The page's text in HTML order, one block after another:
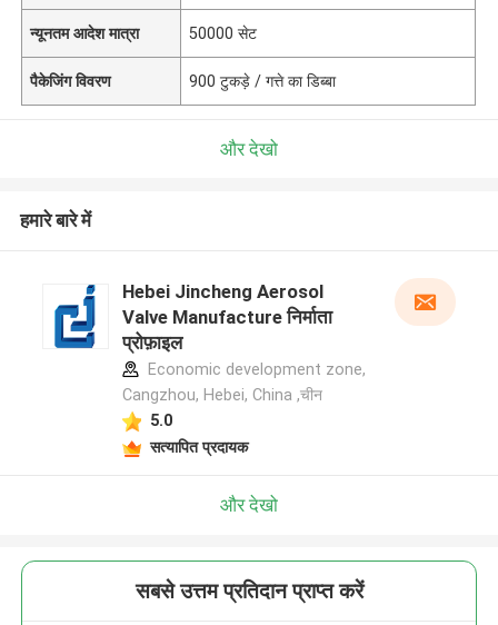
न्यूनतम आदेश मात्रा 50000 सेट
पैकेजिंग विवरण 900 टुकड़े / गत्ते का डिब्बा
और देखो
हमारे बारे में
Hebei Jincheng Aerosol
Valve Manufacture निर्माता
प्रोफ़ाइल
Economic development zone,
Cangzhou, Hebei, China ,चीन
5.0
सत्यापित प्रदायक
और देखो
सबसे उत्तम प्रतिदान प्राप्त करें